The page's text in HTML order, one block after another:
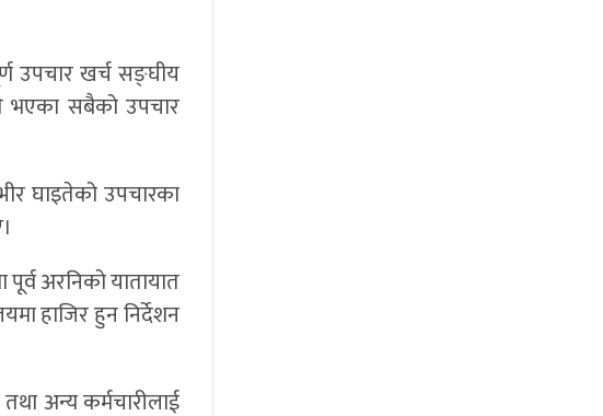
उपचार खर्च सङ्घीय
भएका सबैको उपचार
घाइतेको उपचारका
पूर्व अरनिको यातायात
हाजिर हुन निर्देशन
अन्य कर्मचारीलाई